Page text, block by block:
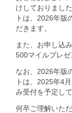
けしておりまし
トは、2026年版
だきます。
また、お申し込
500マイルプレゼ
なお、2026年版
トは、2025年4
み受付を予定して
何卒ご理解いた